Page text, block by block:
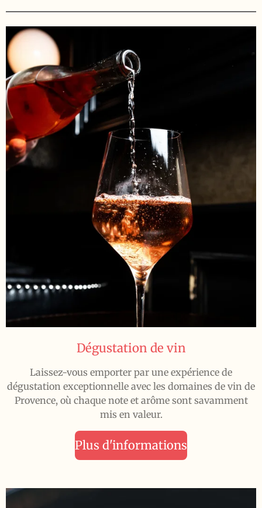
Dégustation de vin
Laissez-vous emporter par une expérience de
dégustation exceptionnelle avec les domaines de vin de
Provence, où chaque note et arôme sont savamment
mis en valeur.
Plus d'informations